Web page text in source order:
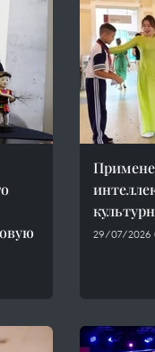
29/07/2026